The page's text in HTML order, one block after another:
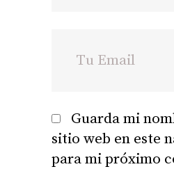
Guarda mi
sitio web en este
para mi próximo